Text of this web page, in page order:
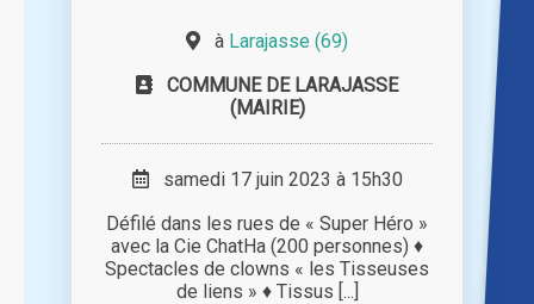
à Larajasse (69)
COMMUNE DE LARAJASSE
(MAIRIE)
samedi 17 juin 2023 à 15h30
Défilé dans les rues de « Super Héro »
avec la Cie ChatHa (200 personnes) ♦
Spectacles de clowns « les Tisseuses
de liens » ♦ Tissus [...]